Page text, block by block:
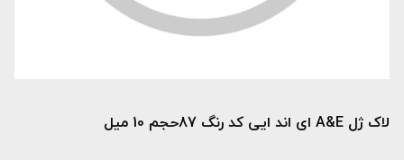
لاک ژل A&E ای اند ایی کد رنگ 87حجم 10 میل